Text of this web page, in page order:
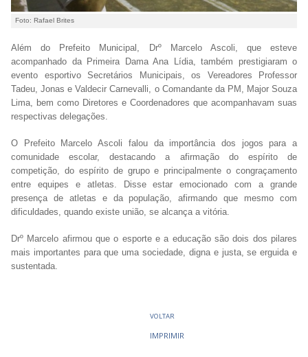
Foto: Rafael Brites
Além do Prefeito Municipal, Drº Marcelo Ascoli, que esteve
acompanhado da Primeira Dama Ana Lídia, também prestigiaram o
evento esportivo Secretários Municipais, os Vereadores Professor
Tadeu, Jonas e Valdecir Carnevalli, o Comandante da PM, Major Souza
Lima, bem como Diretores e Coordenadores que acompanhavam suas
respectivas delegações.
O Prefeito Marcelo Ascoli falou da importância dos jogos para a
comunidade escolar, destacando a afirmação do espírito de
competição, do espírito de grupo e principalmente o congraçamento
entre equipes e atletas. Disse estar emocionado com a grande
presença de atletas e da população, afirmando que mesmo com
dificuldades, quando existe união, se alcança a vitória.
Drº Marcelo afirmou que o esporte e a educação são dois dos pilares
mais importantes para que uma sociedade, digna e justa, se erguida e
sustentada.
VOLTAR
IMPRIMIR